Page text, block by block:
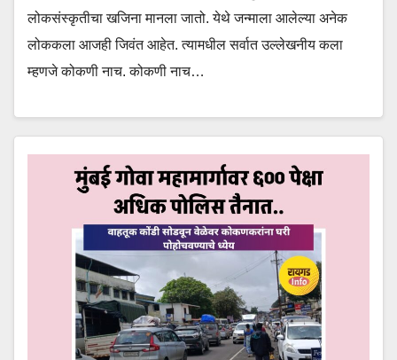
लोकसंस्कृतीचा खजिना मानला जातो. येथे जन्माला आलेल्या अनेक
लोककला आजही जिवंत आहेत. त्यामधील सर्वात उल्लेखनीय कला
म्हणजे कोकणी नाच. कोकणी नाच…